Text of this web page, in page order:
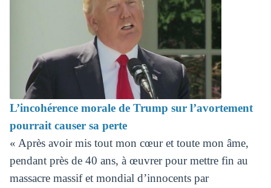
L’incohérence morale de Trump sur l’avortement
pourrait causer sa perte
« Après avoir mis tout mon cœur et toute mon âme,
pendant près de 40 ans, à œuvrer pour mettre fin au
massacre massif et mondial d’innocents par